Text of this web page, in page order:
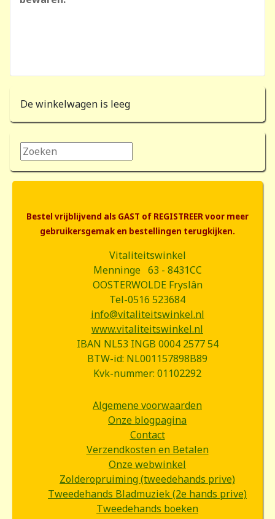
De winkelwagen is leeg
Zoeken...
Bestel vrijblijvend als GAST of REGISTREER voor meer
gebruikersgemak en bestellingen terugkijken.
Vitaliteitswinkel
Menninge 63 - 8431CC
OOSTERWOLDE Fryslân
Tel-0516 523684
info@vitaliteitswinkel.nl
www.vitaliteitswinkel.nl
IBAN NL53 INGB 0004 2577 54
BTW-id: NL001157898B89
Kvk-nummer: 01102292
Algemene voorwaarden
Onze blogpagina
Contact
Verzendkosten en Betalen
Onze webwinkel
Zolderopruiming (tweedehands prive)
Tweedehands Bladmuziek (2e hands prive)
Tweedehands boeken